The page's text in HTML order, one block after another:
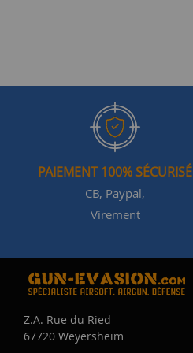
PAIEMENT 100% SÉCURISÉ
CB, Paypal,
Virement
Z.A. Rue du Ried
67720 Weyersheim